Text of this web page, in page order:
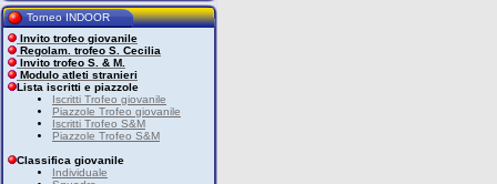
Torneo INDOOR
Invito trofeo giovanile
Regolam. trofeo S. Cecilia
Invito trofeo S. & M.
Modulo atleti stranieri
Lista iscritti e piazzole
Iscritti Trofeo giovanile
Piazzole Trofeo giovanile
Iscritti Trofeo S&M
Piazzole Trofeo S&M
Classifica giovanile
Individuale